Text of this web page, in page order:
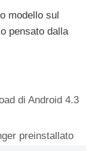
modello sul
pensato dalla
di Android 4.3
preinstallato